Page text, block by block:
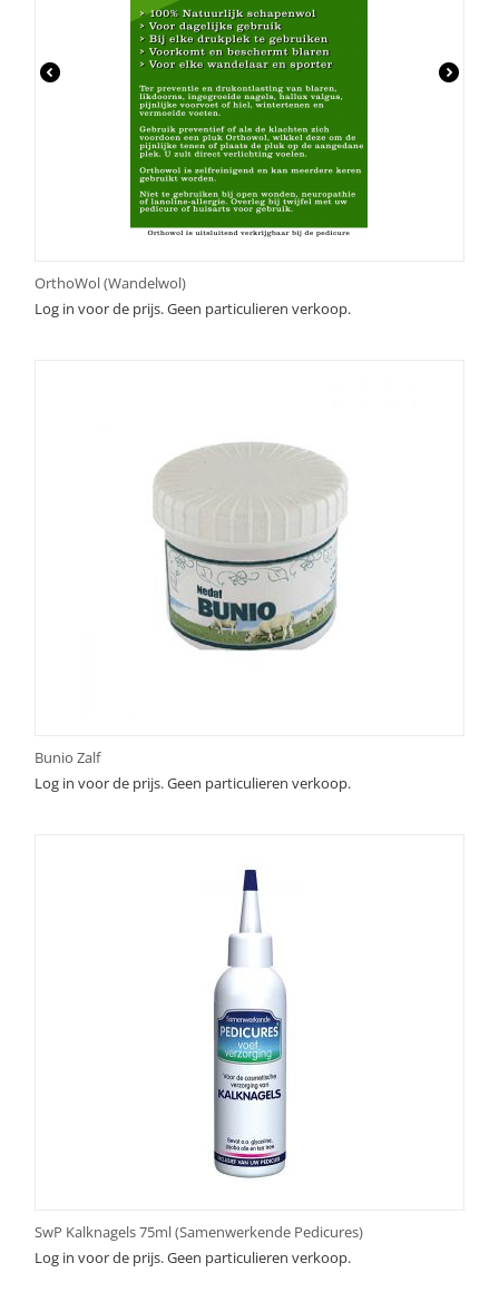
OrthoWol (Wandelwol)
Log in voor de prijs. Geen particulieren verkoop.
Bunio Zalf
Log in voor de prijs. Geen particulieren verkoop.
SwP Kalknagels 75ml (Samenwerkende Pedicures)
Log in voor de prijs. Geen particulieren verkoop.